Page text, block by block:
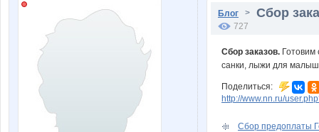
Блог > Сбор
727
Сбор заказов. Готовим
санки, лыжи для
Поделиться:
http://www.nn.ru/
Сбор предоплаты